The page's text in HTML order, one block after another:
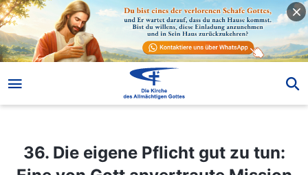
36. Die eigene Pflicht gut zu tun: